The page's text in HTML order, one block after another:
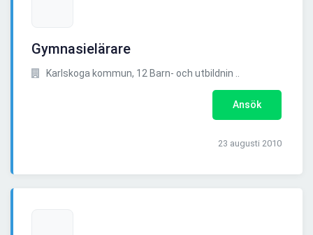
Gymnasielärare
Karlskoga kommun, 12 Barn- och utbildnin ..
Ansök
23 augusti 2010